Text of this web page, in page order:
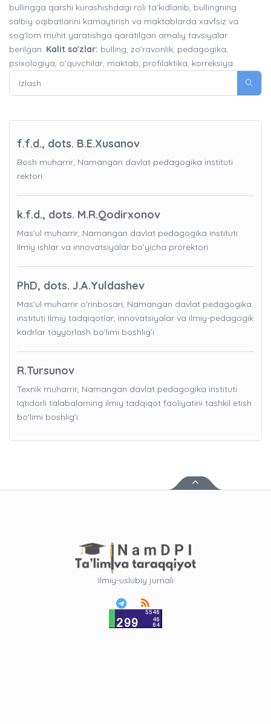
bullingga qarshi kurashishdagi roli ta'kidlanib, bullingning
salbiy oqibatlarini kamaytirish va maktablarda xavfsiz va
sog'lom muhit yaratishga qaratilgan amaliy tavsiyalar
berilgan. Kalit so'zlar: bulling, zo'ravonlik, pedagogika,
psixologiya, o'quvchilar, maktab, profilaktika, korreksiya.
f.f.d., dots. B.E.Xusanov
Bosh muharrir, Namangan davlat pedagogika instituti
rektori
k.f.d., dots. M.R.Qodirxonov
Mas’ul muharrir, Namangan davlat pedagogika instituti
Ilmiy ishlar va innovatsiyalar bo’yicha prorektori
PhD, dots. J.A.Yuldashev
Mas’ul muharrir o’rinbosari, Namangan davlat pedagogika
instituti Ilmiy tadqiqotlar, innovatsiyalar va ilmiy-pedagogik
kadrlar tayyorlash bo'limi boshlig’i
R.Tursunov
Texnik muharrir, Namangan davlat pedagogika instituti
Iqtidorli talabalarning ilmiy tadqiqot faoliyatini tashkil etish
bo'limi boshlig’i
Ilmiy-uslubiy jurnali